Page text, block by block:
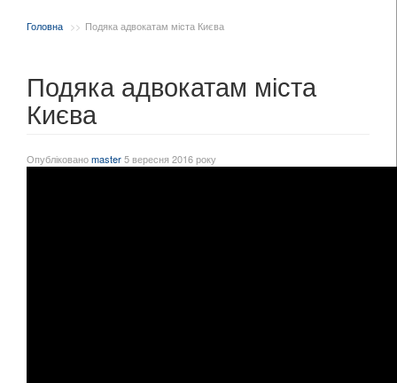
Головна Подяка адвокатам міста Києва
Подяка адвокатам міста
Києва
Опублікованоmaster5 вересня 2016 року